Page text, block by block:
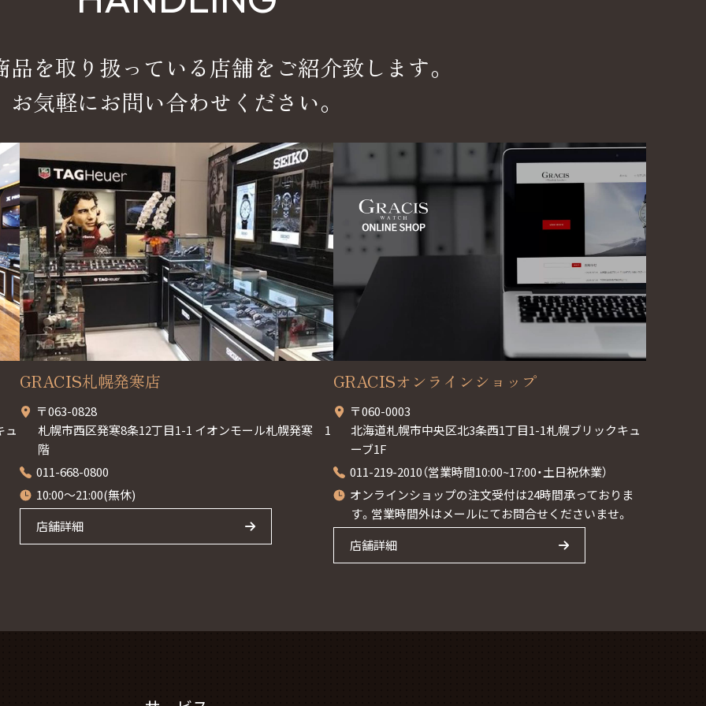
を取り扱っている店舗をご紹介致します。
お気軽にお問い合わせください。
ュ
GRACIS札幌発寒店
〒063-0828
札幌市西区発寒8条12丁目1-1 イオンモール札幌発寒 1
階
011-668-0800
10:00～21:00(無休)
店舗詳細
GRACISオンラインショップ
〒060-0003
北海道札幌市中央区北3条西1丁目1-1札幌ブリックキュ
ーブ1F
011-219-2010（営業時間10:00~17:00・土日祝休業）
オンラインショップの注文受付は24時間承っておりま
す。営業時間外はメールにてお問合せくださいませ。
店舗詳細